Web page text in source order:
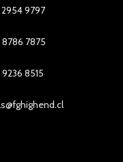
2954 9797
8786 7875
8515